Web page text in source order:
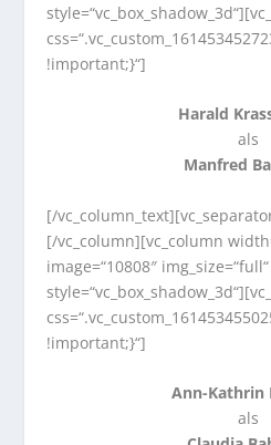
!important;}“]
Harald
als
Manfred
[/
[/vc_column][vc_column
image=“10808″
!important;}“]
Ann-Kathrin
als